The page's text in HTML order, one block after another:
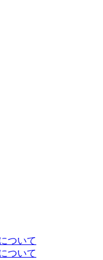
ついて
ついて